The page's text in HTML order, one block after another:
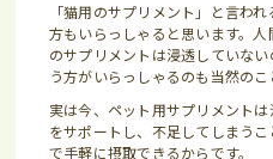
「猫用のサプリメント」と言わ
方もいらっしゃると思います。
のサプリメントは浸透していな
う方がいらっしゃるのも当然のこ
実は今、ペット用サプリメント
をサポートし、不足してしまう
で手軽に摂取できるからです。